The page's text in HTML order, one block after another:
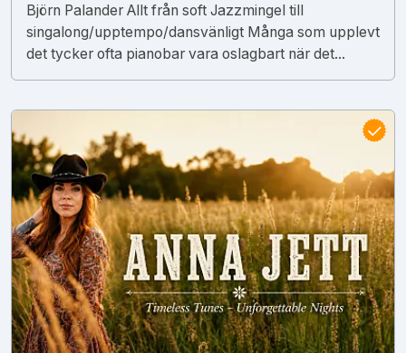
Björn Palander Allt från soft Jazzmingel till
singalong/upptempo/dansvänligt Många som upplevt
det tycker ofta pianobar vara oslagbart när det...